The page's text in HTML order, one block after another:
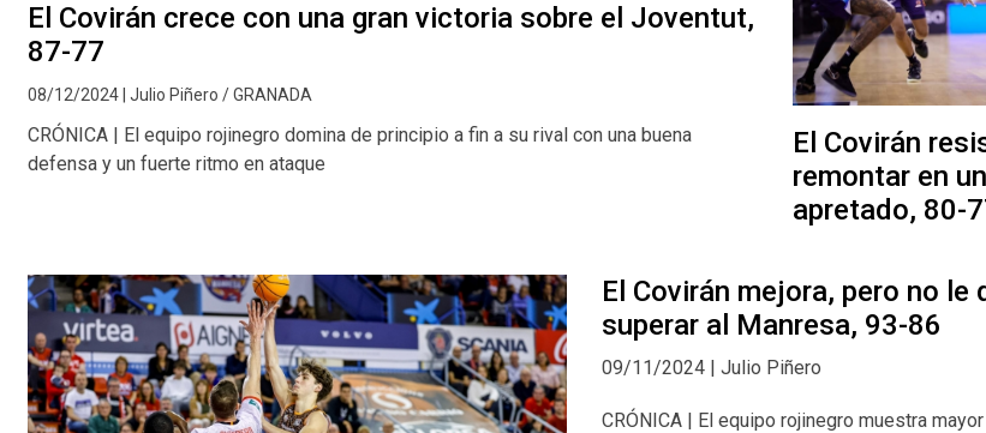
El Covirán crece con una gran victoria sobre el Joventut,
87-77
08/12/2024 | Julio Piñero / GRANADA
CRÓNICA | El equipo rojinegro domina de principio a fin a su rival con una buena
defensa y un fuerte ritmo en ataque
El Covirán
remontar en
apretado, 80-
El Covirán mejora, pero no le
superar al Manresa, 93-86
09/11/2024 | Julio Piñero
CRÓNICA | El equipo rojinegro muestra